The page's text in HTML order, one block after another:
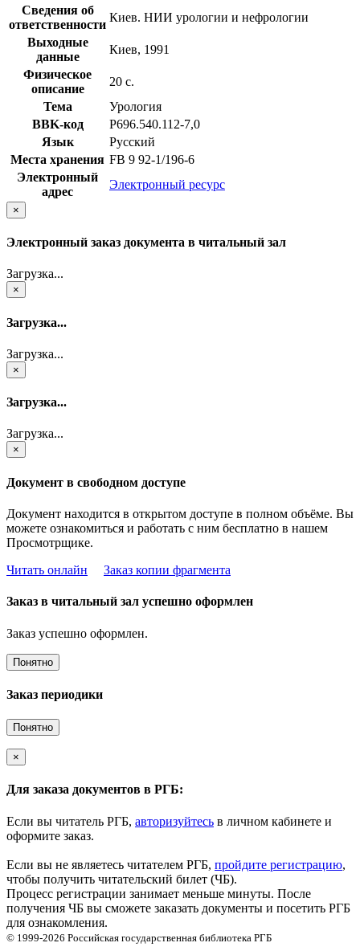
Сведения об
ответственности
Киев. НИИ урологии и нефрологии
Выходные
данные
Киев, 1991
Физическое
описание
20 с.
Тема
Урология
BBK-код
Р696.540.112-7,0
Язык
Русский
Места хранения FB 9 92-1/196-6
Электронный
адрес
Электронный ресурс
×
Электронный заказ документа в читальный зал
Загрузка...
×
Загрузка...
Загрузка...
×
Загрузка...
Загрузка...
×
Документ в свободном доступе
Документ находится в открытом доступе в полном объёме. Вы
можете ознакомиться и работать с ним бесплатно в нашем
Просмотрщике.
Читать онлайн
Заказ копии фрагмента
Заказ в читальный зал успешно оформлен
Заказ успешно оформлен.
Понятно
Заказ периодики
Понятно
×
Для заказа документов в РГБ:
Если вы читатель РГБ, авторизуйтесь в личном кабинете и
оформите заказ.
Если вы не являетесь читателем РГБ, пройдите регистрацию,
чтобы получить читательский билет (ЧБ).
Процесс регистрации занимает меньше минуты. После
получения ЧБ вы сможете заказать документы и посетить РГБ
для ознакомления.
© 1999-2026 Российская государственная библиотека РГБ